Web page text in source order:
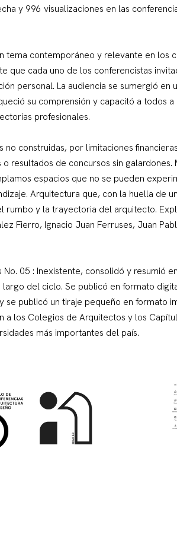
y 996 visualizaciones en las
tema contemporáneo y relevante en los
que cada uno de los conferencistas
personal. La audiencia se sumergió en
su comprensión y capacitó a todos
profesionales.
construidas, por limitaciones
resultados de concursos sin galardones.
espacios que no se pueden
Arquitectura que, con la huella de
rumbo y la trayectoria del arquitecto.
Fierro, Ignacio Juan Ferruses, Juan
05 : Inexistente, consolidó y resumió
del ciclo. Se publicó en formato
publicó un tiraje pequeño en formato
los Colegios de Arquitectos y los
más importantes del país.